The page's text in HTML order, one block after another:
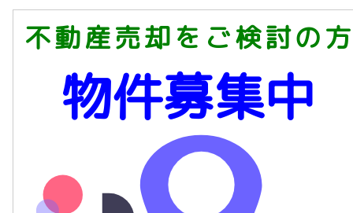
不動産売却をご検討の方
物件募集中